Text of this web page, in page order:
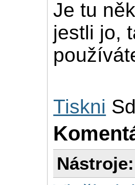
Je tu
jestli jo,
Tiskni
Nástroje: